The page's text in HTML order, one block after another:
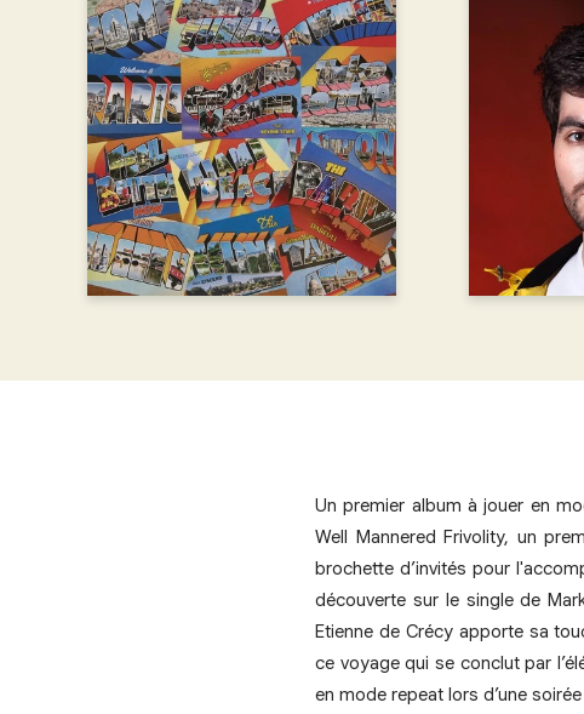
Un premier album à jouer en
Well Mannered Frivolity, un
brochette d’invités pour
découverte sur le single de
Etienne de Crécy apporte sa
ce voyage qui se conclut par
en mode repeat lors d’une